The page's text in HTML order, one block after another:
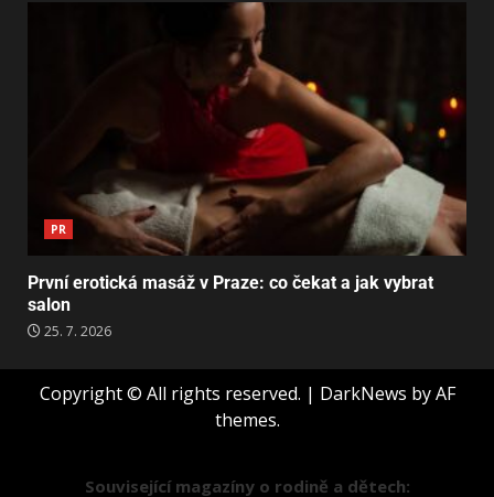
PR
První erotická masáž v Praze: co čekat a jak vybrat
salon
25. 7. 2026
Copyright © All rights reserved. | DarkNews by AF
themes.
Související magazíny o rodině a dětech: